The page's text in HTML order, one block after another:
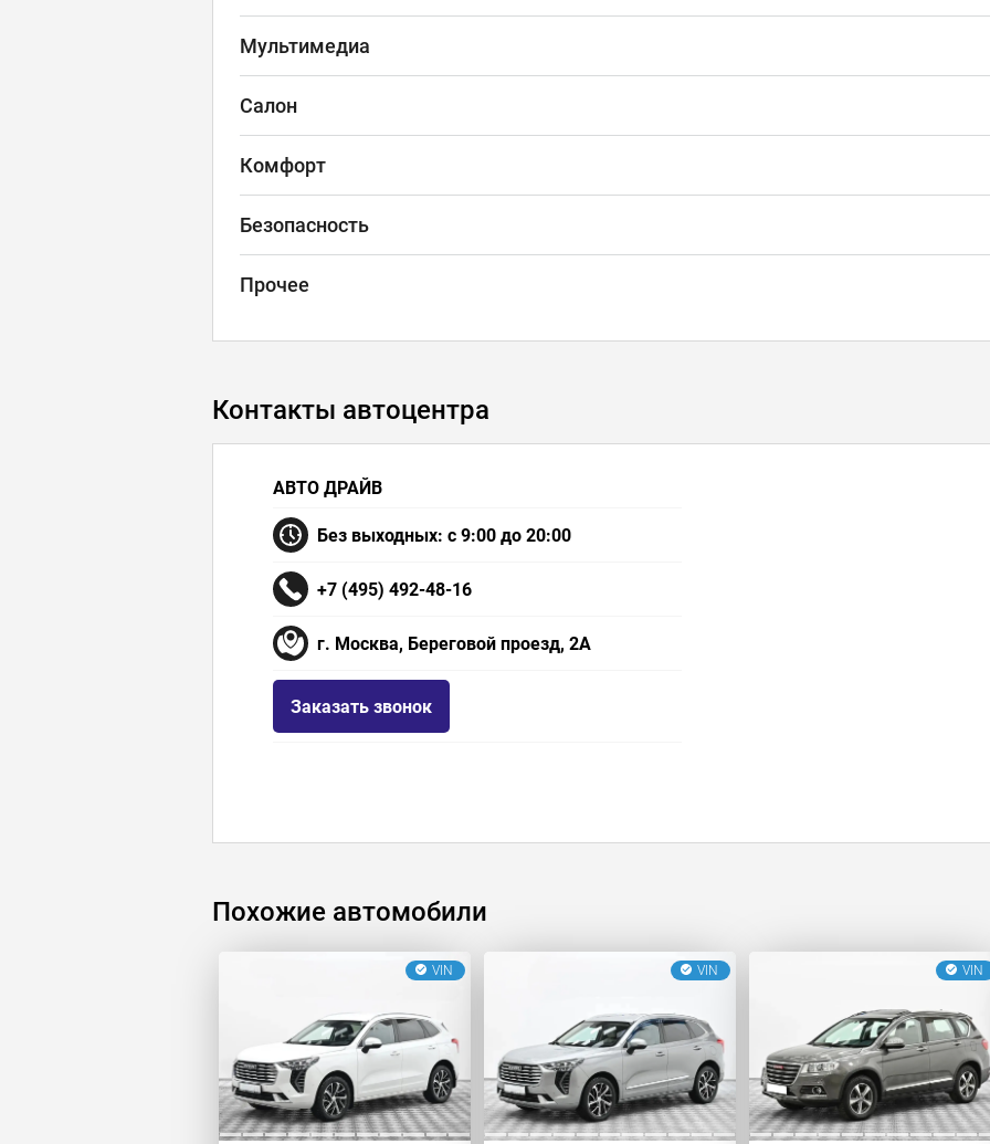
Мультимедиа
Салон
Комфорт
Безопасность
Прочее
Контакты автоцентра
АВТО ДРАЙВ
Без выходных: с 9:00 до 20:00
+7 (495) 492-48-16
г. Москва, Береговой проезд, 2А
Заказать звонок
Похожие автомобили
VIN VIN VIN